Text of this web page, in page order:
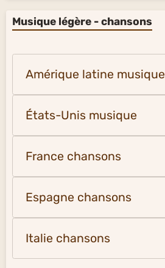
Musique légère - chansons
Amérique latine musique
États-Unis musique
France chansons
Espagne chansons
Italie chansons